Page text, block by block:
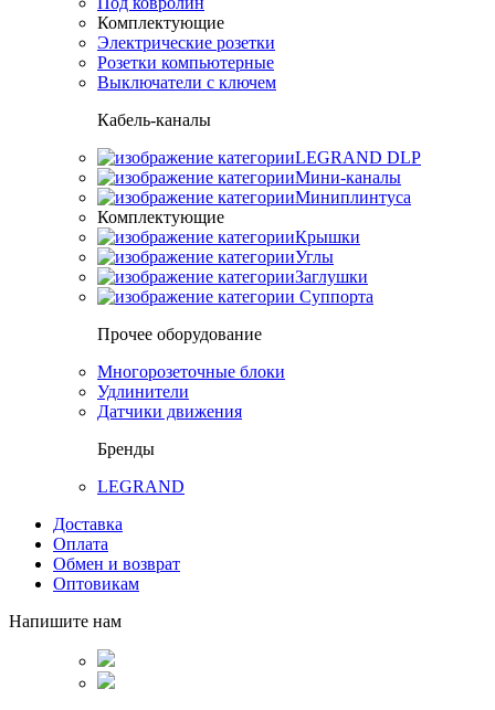
Комплектующие
Электрические розетки
Розетки компьютерные
Выключатели с ключем
Кабель-каналы
LEGRAND DLP
Мини-каналы
Миниплинтуса
Комплектующие
Крышки
Углы
Заглушки
Суппорта
Прочее оборудование
Многорозеточные блоки
Удлинители
Датчики движения
Бренды
LEGRAND
Доставка
Оплата
Обмен и возврат
Оптовикам
Напишите нам